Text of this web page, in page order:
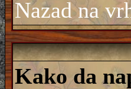
Nazad na
Kako da